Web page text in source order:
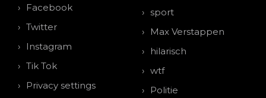
Facebook
Twitter
Instagram
Tik Tok
Privacy settings
sport
Max Verstappen
hilarisch
wtf
Politie